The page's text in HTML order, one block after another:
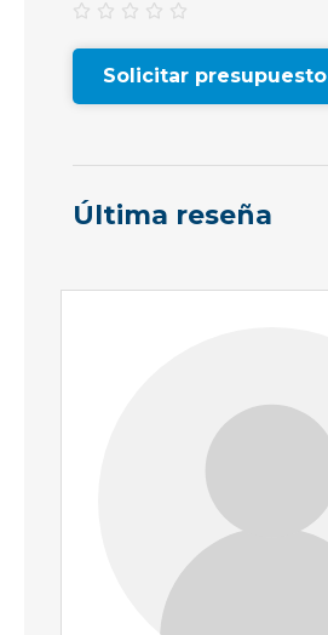
    
Solicitar presupuesto
Última reseña